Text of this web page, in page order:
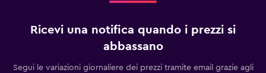
Ricevi una notifica quando i prezzi si
abbassano
Segui le variazioni giornaliere dei prezzi tramite email grazie agli